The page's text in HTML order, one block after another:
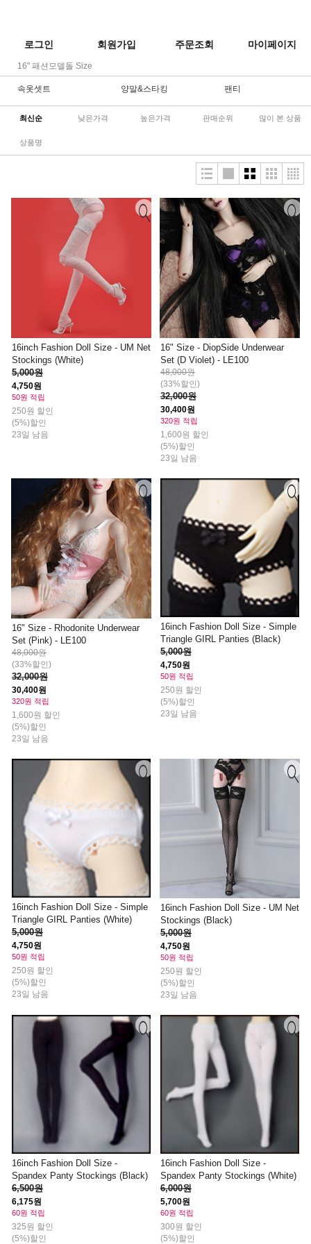
로그인 회원가입 주문조회 마이페이지
16" 패션모델돌 Size
속옷셋트 양말&스타킹 팬티
최신순 낮은가격 높은가격 판매순위 많이 본 상품
상품명
16inch Fashion Doll Size - UM Net
Stockings (White)
5,000원
4,750원
50원 적립
250원 할인
(5%)할인
23일 남음
16" Size - DiopSide Underwear
Set (D Violet) - LE100
48,000원
(33%할인)
32,000원
30,400원
320원 적립
1,600원 할인
(5%)할인
23일 남음
16" Size - Rhodonite Underwear
Set (Pink) - LE100
48,000원
(33%할인)
32,000원
30,400원
320원 적립
1,600원 할인
(5%)할인
23일 남음
16inch Fashion Doll Size - Simple
Triangle GIRL Panties (Black)
5,000원
4,750원
50원 적립
250원 할인
(5%)할인
23일 남음
16inch Fashion Doll Size - Simple
Triangle GIRL Panties (White)
5,000원
4,750원
50원 적립
250원 할인
(5%)할인
23일 남음
16inch Fashion Doll Size - UM Net
Stockings (Black)
5,000원
4,750원
50원 적립
250원 할인
(5%)할인
23일 남음
16inch Fashion Doll Size -
Spandex Panty Stockings (Black)
6,500원
6,175원
60원 적립
325원 할인
(5%)할인
16inch Fashion Doll Size -
Spandex Panty Stockings (White)
6,000원
5,700원
60원 적립
300원 할인
(5%)할인